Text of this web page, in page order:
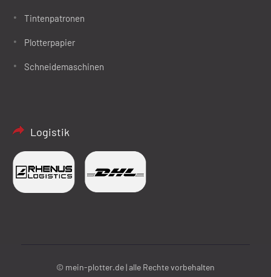
Tintenpatronen
Plotterpapier
Schneidemaschinen
Logistik
© mein-plotter.de | alle Rechte vorbehalten